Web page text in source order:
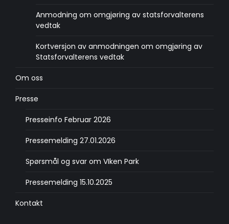
Anmodning om omgjøring av statsforvalterens
vedtak
Kortversjon av anmodningen om omgjøring av
Statsforvalterens vedtak
Om oss
Presse
Presseinfo Februar 2026
Pressemelding 27.01.2026
Spørsmål og svar om VIken Park
Pressemelding 15.10.2025
Kontakt